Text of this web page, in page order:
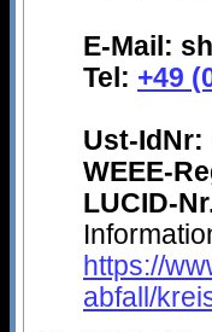
E-Mail:
Tel: +49
Ust-IdNr:
WEEE-
LUCID-
https://
abfall/